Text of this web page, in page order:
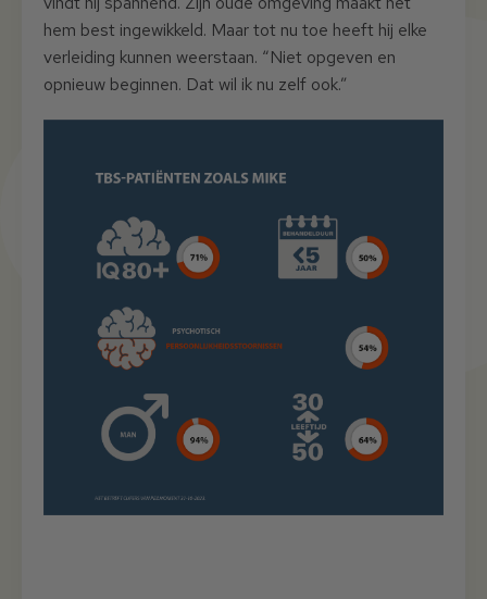
hem best ingewikkeld. Maar tot nu toe heeft hij elke
verleiding kunnen weerstaan. “Niet opgeven en
opnieuw beginnen. Dat wil ik nu zelf ook.”